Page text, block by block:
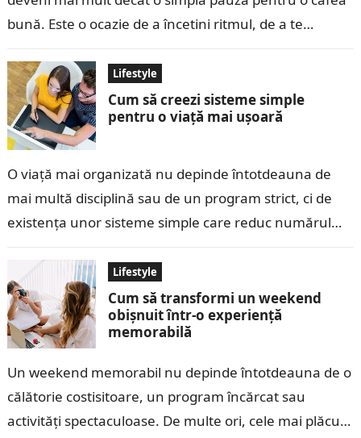
bună. Este o ocazie de a încetini ritmul, de a te…
Lifestyle
Cum să creezi sisteme simple
pentru o viață mai ușoară
O viață mai organizată nu depinde întotdeauna de
mai multă disciplină sau de un program strict, ci de
existența unor sisteme simple care reduc numărul
Lifestyle
Cum să transformi un weekend
obișnuit într-o experiență
memorabilă
Un weekend memorabil nu depinde întotdeauna de o
călătorie costisitoare, un program încărcat sau
activități spectaculoase. De multe ori, cele mai plăcute